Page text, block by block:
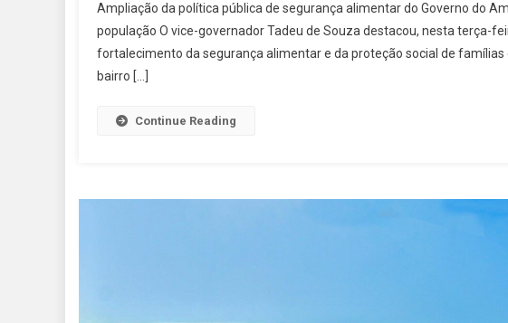
Ampliação da política pública de segurança alimentar do Governo do
população O vice-governador Tadeu de Souza destacou, nesta terça-
fortalecimento da segurança alimentar e da proteção social de
bairro […]
Continue Reading